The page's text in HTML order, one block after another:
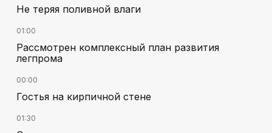
Не теряя поливной влаги
01:00
Рассмотрен комплексный план развития
легпрома
00:00
Гостья на кирпичной стене
01:30